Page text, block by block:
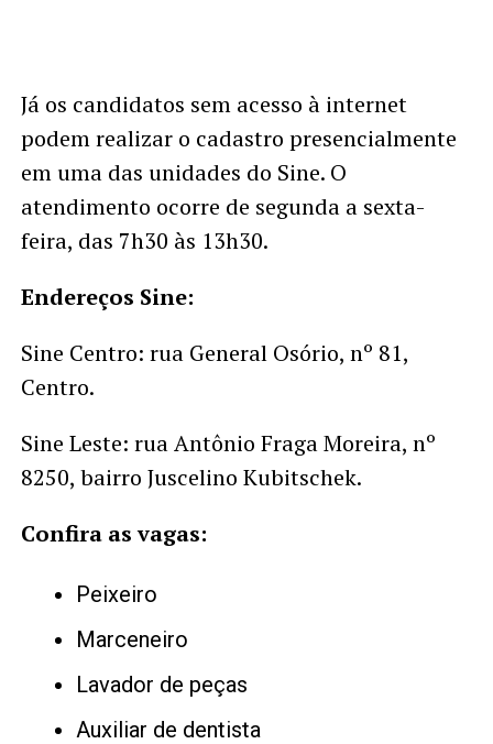
Já os candidatos sem acesso à internet
podem realizar o cadastro presencialmente
em uma das unidades do Sine. O
atendimento ocorre de segunda a sexta-
feira, das 7h30 às 13h30.
Endereços Sine:
Sine Centro: rua General Osório, nº 81,
Centro.
Sine Leste: rua Antônio Fraga Moreira, nº
8250, bairro Juscelino Kubitschek.
Confira as vagas:
Peixeiro
Marceneiro
Lavador de peças
Auxiliar de dentista